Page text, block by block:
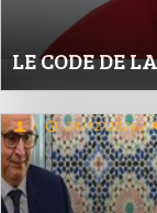
LE CODE DE
/ 24/12/2024 /